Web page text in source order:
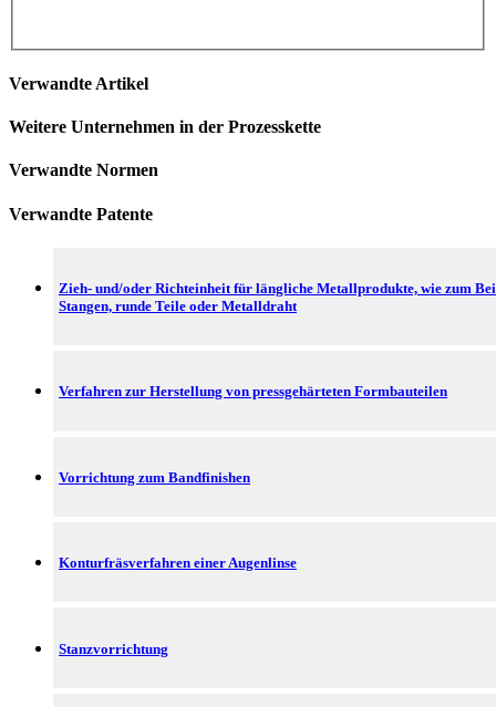
Verwandte Artikel
Weitere Unternehmen in der Prozesskette
Verwandte Normen
Verwandte Patente
Zieh- und/oder Richteinheit für längliche Metallprodukte, wie zum
Stangen, runde Teile oder Metalldraht
Verfahren zur Herstellung von pressgehärteten Formbauteilen
Vorrichtung zum Bandfinishen
Konturfräsverfahren einer Augenlinse
Stanzvorrichtung